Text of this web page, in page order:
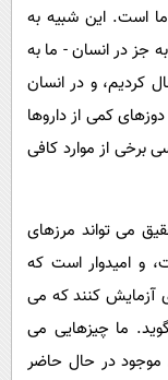
است. این شبیه به
جز در انسان - ما به
کردیم، و در انسان
دوزهای کمی از داروها
برخی از موارد کافی
می تواند مرزهای
و امیدوار است که
آزمایش کنند که می
ما چیزهایی می
موجود در حال حاضر